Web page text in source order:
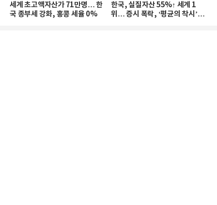
세계 초고액자산가 71만명… 한
국 종부세 강화, 홍콩 세율 0%
한국, 실질자산 55%↑ 세계 1
위… 증시 폭락, ‘평균의 착시’와